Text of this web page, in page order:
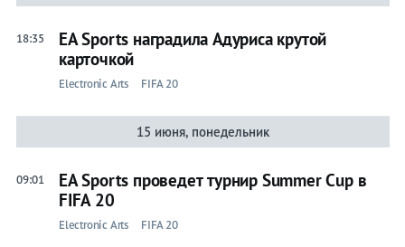
18:35
EA Sports наградила Адуриса крутой
карточкой
Electronic Arts FIFA 20
15 июня, понедельник
09:01
EA Sports проведет турнир Summer Cup в
FIFA 20
Electronic Arts FIFA 20